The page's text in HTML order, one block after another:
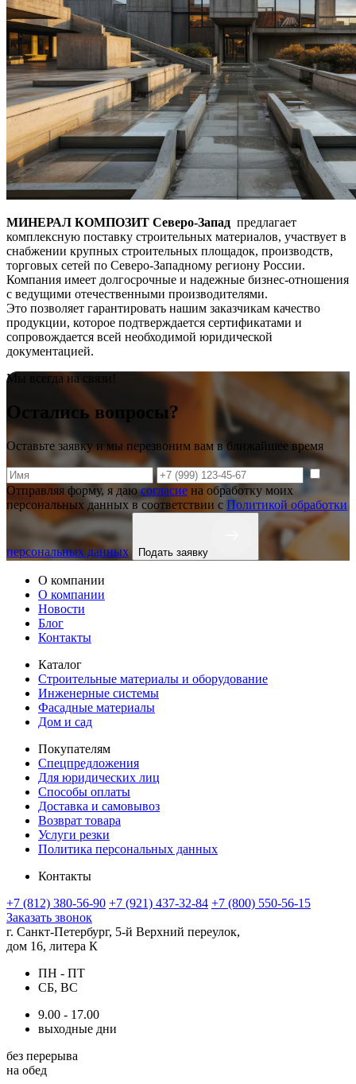
МИНЕРАЛ КОМПОЗИТ Северо-Запад предлагает
комплексную поставку строительных материалов, участвует в
снабжении крупных строительных площадок, производств,
торговых сетей по Северо-Западному региону России.
Компания имеет долгосрочные и надежные бизнес-отношения
с ведущими отечественными производителями.
Это позволяет гарантировать нашим заказчикам качество
продукции, которое подтверждается сертификатами и
сопровождается всей необходимой юридической
документацией.
Мы всегда на связи!
Остались вопросы?
Оставьте заявку и мы перезвоним вам в ближайшее время
Отправляя форму, я даюсогласие на обработку моих
персональных данных в соответствии с Политикой обработки
персональных данных Подать заявку
О компании
О компании
Новости
Блог
Контакты
Каталог
Строительные материалы и оборудование
Инженерные системы
Фасадные материалы
Дом и сад
Покупателям
Спецпредложения
Для юридических лиц
Способы оплаты
Доставка и самовывоз
Возврат товара
Услуги резки
Политика персональных данных
Контакты
+7 (812) 380-56-90 +7 (921) 437-32-84 +7 (800) 550-56-15
Заказать звонок
г. Санкт-Петербург, 5-й Верхний переулок,
дом 16, литера К
ПН - ПТ
СБ, ВС
9.00 - 17.00
выходные дни
без перерыва
на обед